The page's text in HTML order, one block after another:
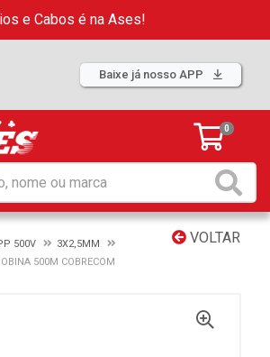
e Cabos é na Ases!
Baixe já nosso APP
0
VOLTAR
500V
3X2,5MM
500M COBRECOM